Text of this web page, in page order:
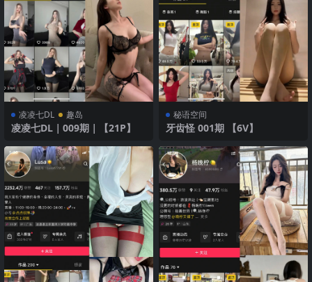
凌凌七DL 趣岛
凌凌七DL｜009期｜【21P】
秘语空间
牙齿怪 001期 【6V】